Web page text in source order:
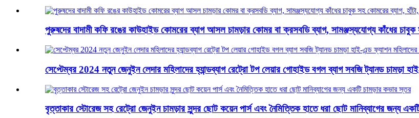
পুরুষদের বাদামী কফি রঙের কাউহাইড কোমরের ব্যাগ আসল চামড়ার কোমর বা ক্রসবডি ব্যাগ, সামঞ্জস্যযোগ্য কাঁধের
সেপ্টেম্বর 2024 নতুন জেনুইন লেদার মহিলাদের হ্যান্ডব্যাগ রেট্রো টপ লেয়ার গোহাইড বগল ব্যাগ সবজি ট্যানড চামড়া
বৃত্তাকার স্টোরেজ সহ রেট্রো জেনুইন চামড়ার সুন্দর ছোট কয়েন পার্স এবং নৈমিত্তিক হাতে ধরা ছোট মানিব্যাগের জন্য